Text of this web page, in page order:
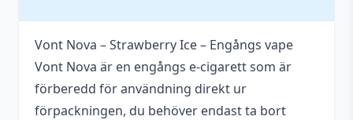
Vont Nova – Strawberry Ice – Engångs vape
Vont Nova är en engångs e-cigarett som är
förberedd för användning direkt ur
förpackningen, du behöver endast ta bort
Antal
1 st
Blandning
50VG / 50PG
Innehåller
cooling
Ja